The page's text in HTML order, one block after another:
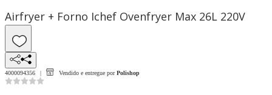
Airfryer + Forno Ichef Ovenfryer Max 26L 220V
4000094356 Vendido e entregue por Polishop